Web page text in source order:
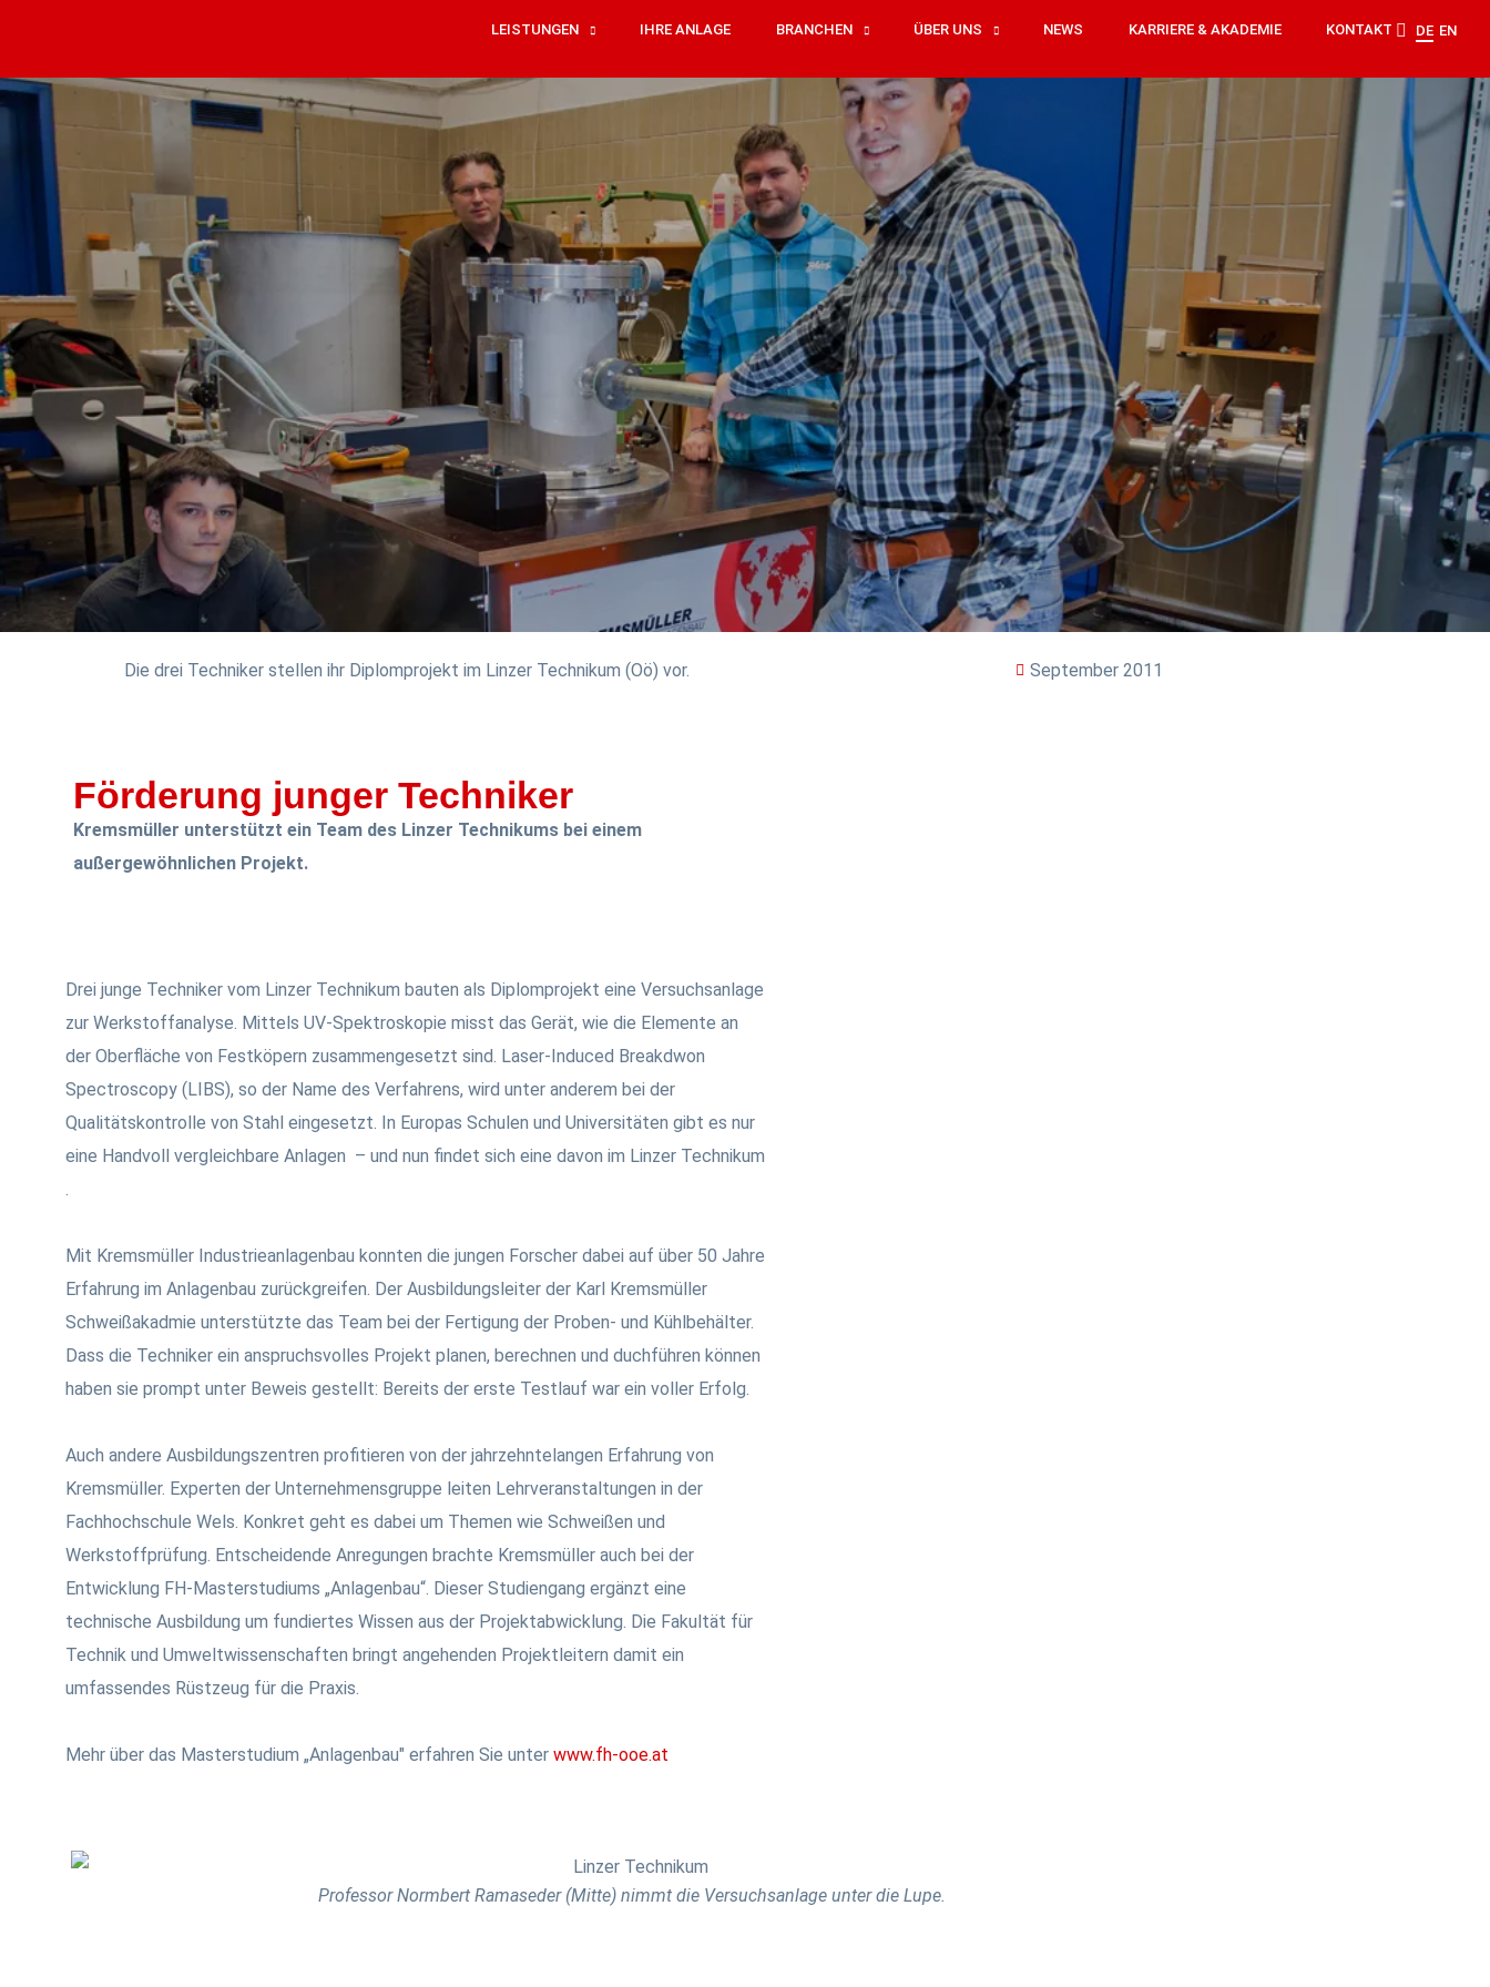
LEISTUNGEN IHRE ANLAGE BRANCHEN ÜBER UNS NEWS KARRIERE & AKADEMIE KONTAKT DE EN
Die drei Techniker stellen ihr Diplomprojekt im Linzer Technikum (Oö) vor. September 2011
Förderung junger Techniker
Kremsmüller unterstützt ein Team des Linzer Technikums bei einem
außergewöhnlichen Projekt.
Drei junge Techniker vom Linzer Technikum bauten als Diplomprojekt eine Versuchsanlage
zur Werkstoffanalyse. Mittels UV-Spektroskopie misst das Gerät, wie die Elemente an
der Oberfläche von Festköpern zusammengesetzt sind. Laser-Induced Breakdwon
Spectroscopy (LIBS), so der Name des Verfahrens, wird unter anderem bei der
Qualitätskontrolle von Stahl eingesetzt. In Europas Schulen und Universitäten gibt es nur
eine Handvoll vergleichbare Anlagen – und nun findet sich eine davon im Linzer Technikum
.
Mit Kremsmüller Industrieanlagenbau konnten die jungen Forscher dabei auf über 50 Jahre
Erfahrung im Anlagenbau zurückgreifen. Der Ausbildungsleiter der Karl Kremsmüller
Schweißakadmie unterstützte das Team bei der Fertigung der Proben- und Kühlbehälter.
Dass die Techniker ein anspruchsvolles Projekt planen, berechnen und duchführen können
haben sie prompt unter Beweis gestellt: Bereits der erste Testlauf war ein voller Erfolg.
Auch andere Ausbildungszentren profitieren von der jahrzehntelangen Erfahrung von
Kremsmüller. Experten der Unternehmensgruppe leiten Lehrveranstaltungen in der
Fachhochschule Wels. Konkret geht es dabei um Themen wie Schweißen und
Werkstoffprüfung. Entscheidende Anregungen brachte Kremsmüller auch bei der
Entwicklung FH-Masterstudiums „Anlagenbau“. Dieser Studiengang ergänzt eine
technische Ausbildung um fundiertes Wissen aus der Projektabwicklung. Die Fakultät für
Technik und Umweltwissenschaften bringt angehenden Projektleitern damit ein
umfassendes Rüstzeug für die Praxis.
Mehr über das Masterstudium „Anlagenbau" erfahren Sie unter www.fh-ooe.at
Professor Normbert Ramaseder (Mitte) nimmt die Versuchsanlage unter die Lupe.